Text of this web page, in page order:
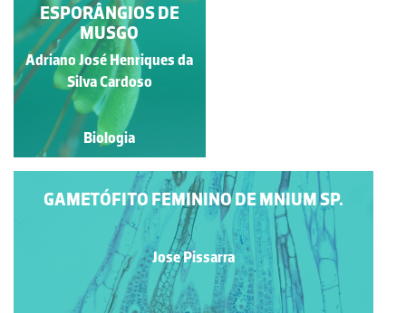
ANTERÍDIOS DE
POLYTRICHUM SP.
Jose Pissarra
Biologia
GAMETÓFITO FEMININO DE MNIUM SP.
Jose Pissarra
ESPORÂNGIOS DE
MUSGO
Adriano José Henriques da
Silva Cardoso
Biologia